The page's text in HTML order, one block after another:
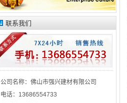
联系我们
公司名称： 佛山市强兴建材有限公司
电话：
13686554733